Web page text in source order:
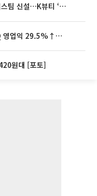
로벌 판매망’ 확대[K뷰티 라방戰]
LIG D&A, 천궁Ⅱ 수출에 2Q 영업익 29.5%↑…수주잔고 24.6조 [종합]
원대 [포토]